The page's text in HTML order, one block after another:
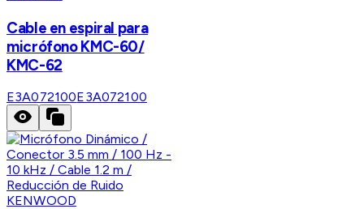
Cable en espiral para
micrófono KMC-60/
KMC-62
E3A072100E3A072100
KENWOOD